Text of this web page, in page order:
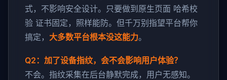
式，不影响安全设计。只要做到原生页面 哈希校
验 证书固定，照样能防。但千万别指望平台帮你
搞定， 大多数平台根本没这能力。
Q2：加了设备指纹，会不会影响用户体验？
不会。指纹采集在后台静默完成，用户无感知。